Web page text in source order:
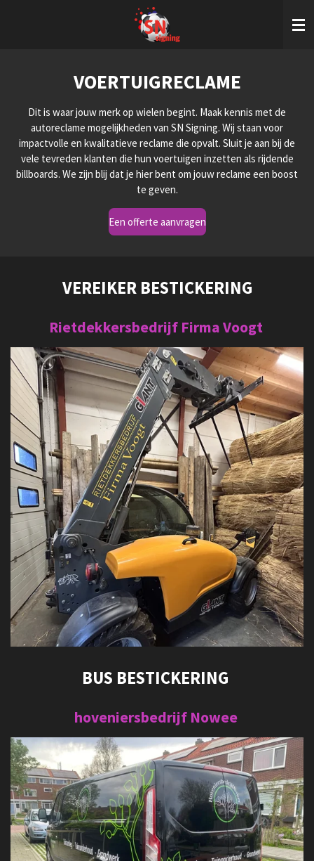
VOERTUIGRECLAME
Dit is waar jouw merk op wielen begint. Maak kennis met de
autoreclame mogelijkheden van SN Signing. Wij staan voor
impactvolle en kwalitatieve reclame die opvalt. Sluit je aan bij de
vele tevreden klanten die hun voertuigen inzetten als rijdende
billboards. We zijn blij dat je hier bent om jouw reclame een boost
te geven.
Een offerte aanvragen
VEREIKER BESTICKERING
Rietdekkersbedrijf Firma Voogt
BUS BESTICKERING
hoveniersbedrijf Nowee